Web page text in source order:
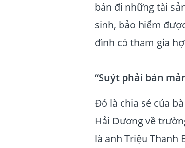
bán đi những tài
sinh, bảo hiểm
đình có tham gia
“Suýt phải bán
Đó là chia sẻ của
Hải Dương về
là anh Triệu Thanh